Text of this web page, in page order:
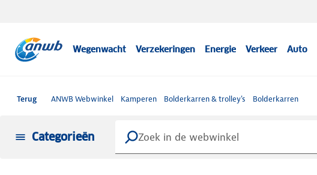
Wegenwacht Verzekeringen Energie Verkeer Auto
Terug ANWB Webwinkel Kamperen Bolderkarren & trolley's Bolderkarren
Categorieën